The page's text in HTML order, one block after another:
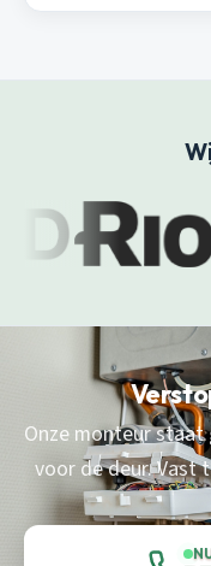
Onze monteur staat
voor de deur. Vast